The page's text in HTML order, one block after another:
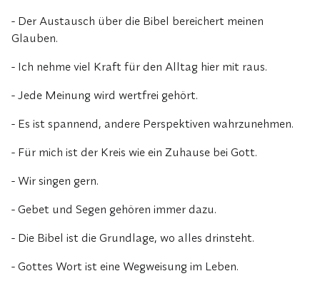
- Der Austausch über die Bibel bereichert meinen
Glauben.
- Ich nehme viel Kraft für den Alltag hier mit raus.
- Jede Meinung wird wertfrei gehört.
- Es ist spannend, andere Perspektiven wahrzunehmen.
- Für mich ist der Kreis wie ein Zuhause bei Gott.
- Wir singen gern.
- Gebet und Segen gehören immer dazu.
- Die Bibel ist die Grundlage, wo alles drinsteht.
- Gottes Wort ist eine Wegweisung im Leben.